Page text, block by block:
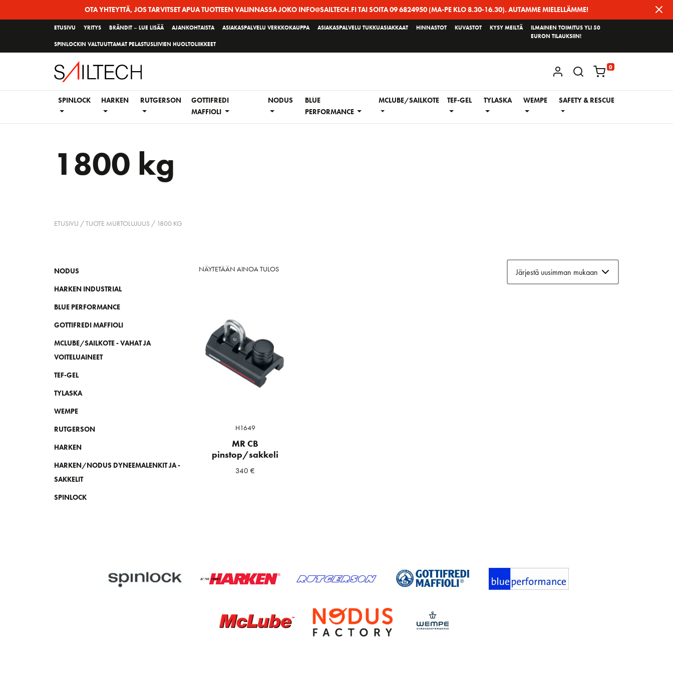
OTA YHTEYTTÄ, JOS TARVITSET APUA TUOTTEEN VALINNASSA JOKO INFO@SAILTECH.FI TAI SOITA 09 6824950 (MA-PE KLO 8.30-16.30). AUTAMME MIELELLÄMME!
ETUSIVU YRITYS BRÄNDIT – LUE LISÄÄ AJANKOHTAISTA ASIAKASPALVELU VERKKOKAUPPA ASIAKASPALVELU TUKKUASIAKKAAT HINNASTOT KUVASTOT KYSY MEILTÄ
SPINLOCKIN VALTUUTTAMAT PELASTUSLIIVIEN HUOLTOLIIKKEET
ILMAINEN TOIMITUS YLI 50
EURON TILAUKSIIN!
KIRJAUDU / REKISTERÖIDY
0
SPINLOCK HARKEN RUTGERSON
GOTTIFREDI
MAFFIOLI
NODUS
BLUE
PERFORMANCE
MCLUBE/SAILKOTE TEF-GEL TYLASKA WEMPE SAFETY & RESCUE
1800 kg
ETUSIVU / TUOTE MURTOLUJUUS / 1800 KG
NODUS
HARKEN INDUSTRIAL
BLUE PERFORMANCE
GOTTIFREDI MAFFIOLI
MCLUBE/SAILKOTE - VAHAT JA
VOITELUAINEET
TEF-GEL
TYLASKA
WEMPE
RUTGERSON
HARKEN
HARKEN/NODUS DYNEEMALENKIT JA -
SAKKELIT
SPINLOCK
NÄYTETÄÄN AINOA TULOS
H1649
MR CB
pinstop/sakkeli
340€